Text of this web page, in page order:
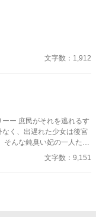
文字数：1,912
れるす
く、出遅れた少女は後宮
発見する。その手がかり
と数日。脱走用と思われ
文字数：9,151